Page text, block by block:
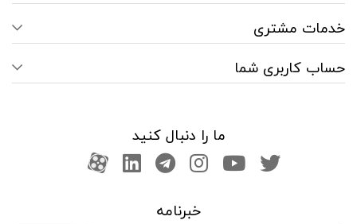
خدمات مشتری
حساب کاربری شما
ما را دنبال کنید
صفحه تویتر
کانال یوتوب
اینستاگرام
کانال تلگرام
کانال لینکدین
آپارات
خبرنامه